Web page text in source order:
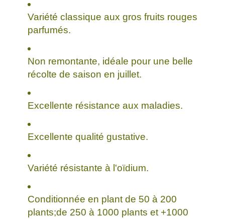
Variété classique aux gros fruits rouges
parfumés.
Non remontante, idéale pour une belle
récolte de saison en juillet.
Excellente résistance aux maladies.
Excellente qualité gustative.
Variété résistante à l'oïdium.
Conditionnée en plant de 50 à 200
plants;de 250 à 1000 plants et +1000